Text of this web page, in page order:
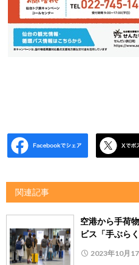
関連記事
空港から手荷
ビス「手ぶらく
2023年10月